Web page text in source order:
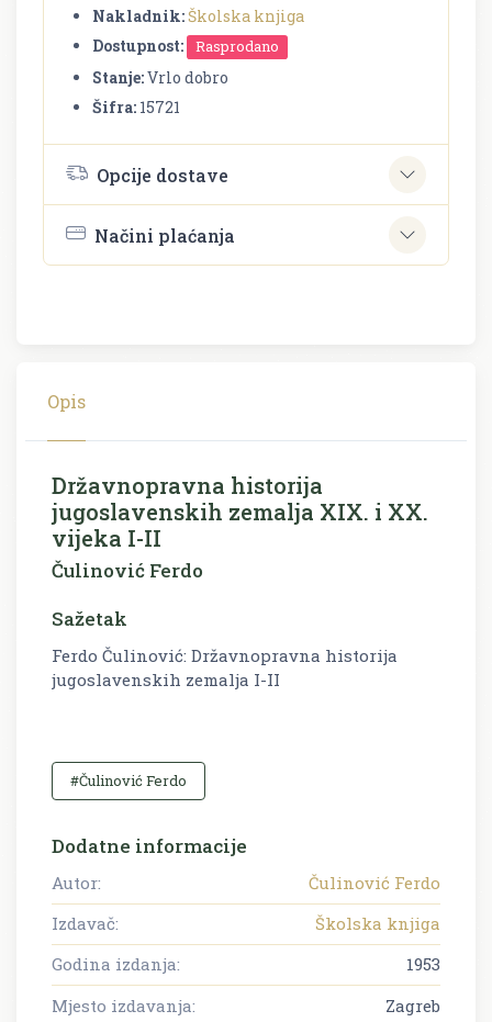
Nakladnik:Školska knjiga
Dostupnost:
Rasprodano
Stanje:Vrlo dobro
Šifra: 15721
Opcije dostave
Načini plaćanja
Opis
Državnopravna historija
jugoslavenskih zemalja XIX. i XX.
vijeka I-II
Čulinović Ferdo
Sažetak
Ferdo Čulinović: Državnopravna historija
jugoslavenskih zemalja I-II
#Čulinović Ferdo
Dodatne informacije
Autor:
Čulinović Ferdo
Izdavač:
Školska knjiga
Godina izdanja:
1953
Mjesto izdavanja:
Zagreb